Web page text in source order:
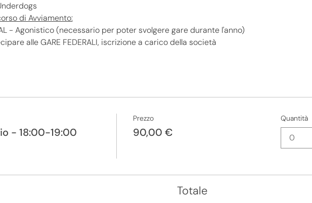
di Avviamento:
- Agonistico (necessario per poter svolgere gare durante l'anno)
alle GARE FEDERALI, iscrizione a carico della società
- 18:00-19:00
Prezzo
90,00 €
Quantità
0
Totale